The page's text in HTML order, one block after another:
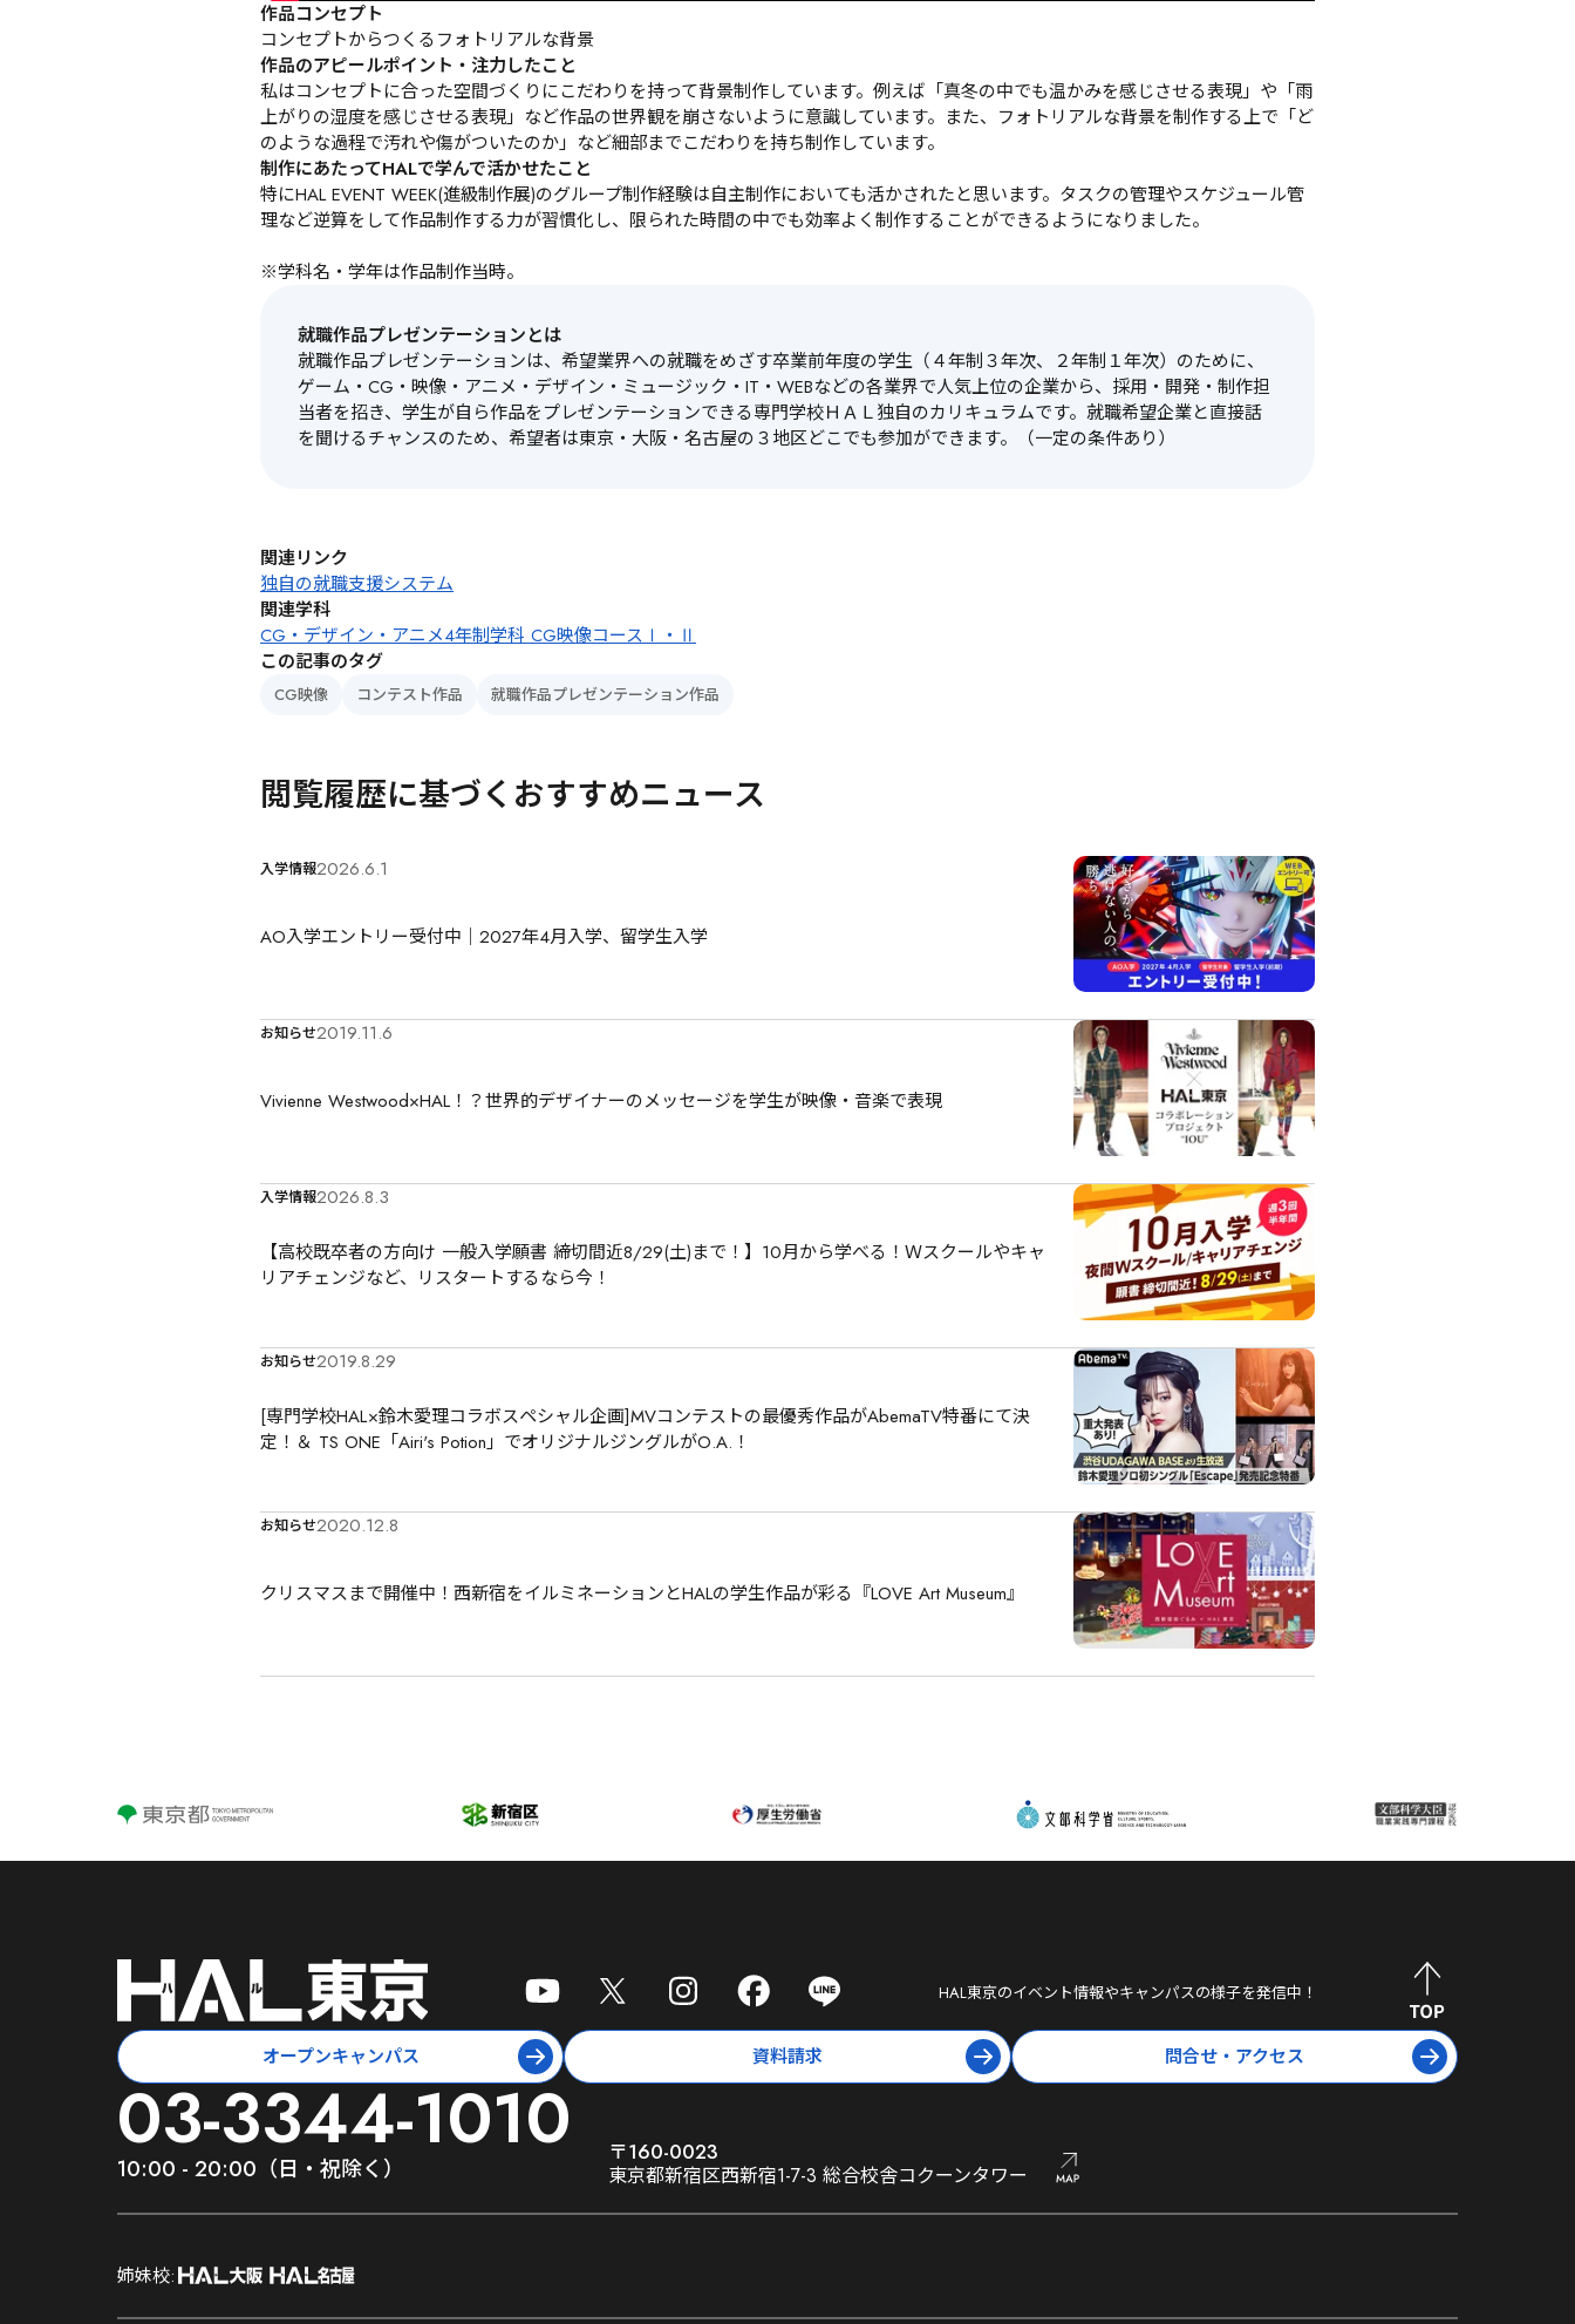
作品コンセプト
コンセプトからつくるフォトリアルな背景
作品のアピールポイント・注力したこと
私はコンセプトに合った空間づくりにこだわりを持って背景制作しています。例えば「真冬の中でも温かみを感じさせる表現」や「雨
上がりの湿度を感じさせる表現」など作品の世界観を崩さないように意識しています。また、フォトリアルな背景を制作する上で「ど
のような過程で汚れや傷がついたのか」など細部までこだわりを持ち制作しています。
制作にあたってHALで学んで活かせたこと
特にHAL EVENT WEEK(進級制作展)のグループ制作経験は自主制作においても活かされたと思います。タスクの管理やスケジュール管
理など逆算をして作品制作する力が習慣化し、限られた時間の中でも効率よく制作することができるようになりました。
※学科名・学年は作品制作当時。
就職作品プレゼンテーションとは
就職作品プレゼンテーションは、希望業界への就職をめざす卒業前年度の学生（４年制３年次、２年制１年次）のために、
ゲーム・CG・映像・アニメ・デザイン・ミュージック・IT・WEBなどの各業界で人気上位の企業から、採用・開発・制作担
当者を招き、学生が自ら作品をプレゼンテーションできる専門学校ＨＡＬ独自のカリキュラムです。就職希望企業と直接話
を聞けるチャンスのため、希望者は東京・大阪・名古屋の３地区どこでも参加ができます。（一定の条件あり）
関連リンク
独自の就職支援システム
関連学科
CG・デザイン・アニメ4年制学科 CG映像コースⅠ・Ⅱ
この記事のタグ
CG映像 コンテスト作品 就職作品プレゼンテーション作品
閲覧履歴に基づくおすすめニュース
入学情報2026.6.1
AO入学エントリー受付中｜2027年4月入学、留学生入学
お知らせ2019.11.6
Vivienne Westwood×HAL！？世界的デザイナーのメッセージを学生が映像・音楽で表現
入学情報2026.8.3
【高校既卒者の方向け 一般入学願書 締切間近8/29(土)まで！】10月から学べる！Ｗスクールやキャ
リアチェンジなど、リスタートするなら今！
お知らせ2019.8.29
[専門学校HAL×鈴木愛理コラボスペシャル企画]MVコンテストの最優秀作品がAbemaTV特番にて決
定！＆ TS ONE「Airi's Potion」でオリジナルジングルがO.A.！
お知らせ2020.12.8
クリスマスまで開催中！西新宿をイルミネーションとHALの学生作品が彩る『LOVE Art Museum』
HAL東京のイベント情報やキャンパスの様子を発信中！
オープンキャンパス 資料請求 問合せ・アクセス
03-3344-1010
10:00 - 20:00（日・祝除く）
〒160-0023
東京都新宿区西新宿1-7-3 総合校舎コクーンタワー
;
姉妹校: